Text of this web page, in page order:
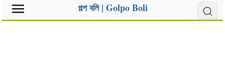
গল্প বলি | Golpo Boli